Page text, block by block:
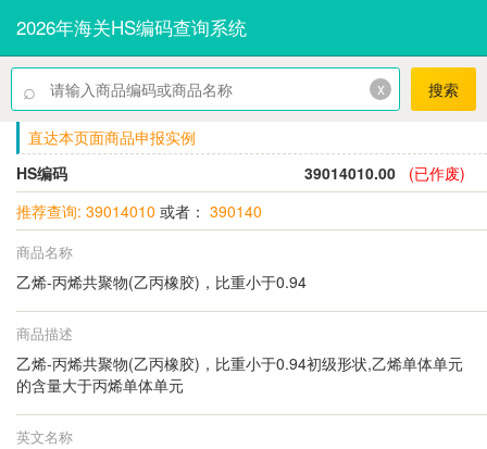
2026年海关HS编码查询系统
⌕ x 搜索
直达本页面商品申报实例
HS编码
39014010.00
(已作废)
推荐查询: 39014010 或者： 390140
商品名称
乙烯-丙烯共聚物(乙丙橡胶)，比重小于0.94
商品描述
乙烯-丙烯共聚物(乙丙橡胶)，比重小于0.94初级形状,乙烯单体单元
的含量大于丙烯单体单元
英文名称